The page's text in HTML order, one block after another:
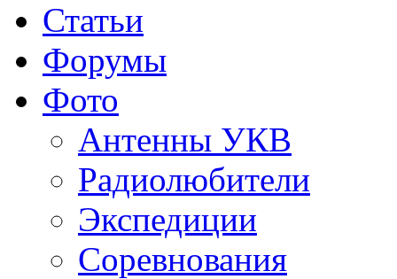
Статьи
Форумы
Фото
Антенны УКВ
Радиолюбители
Экспедиции
Соревнования